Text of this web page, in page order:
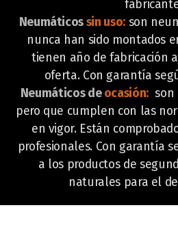
Neumáticossin uso: son
nunca han sido montados
tienen año de fabricación
oferta. Con garantía
Neumáticos deocasión: son
pero que cumplen con las
en vigor. Están
profesionales. Con garantía
a los productos de
naturales para el